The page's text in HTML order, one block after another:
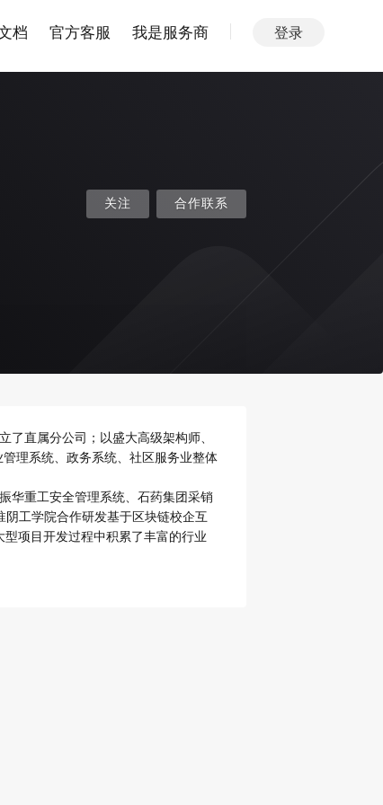
档 官方客服 我是服务商 登录
关注 合作联系
直属分公司；以盛大高级架构师、
理系统、政务系统、社区服务业整体
华重工安全管理系统、石药集团采销
工学院合作研发基于区块链校企互
项目开发过程中积累了丰富的行业